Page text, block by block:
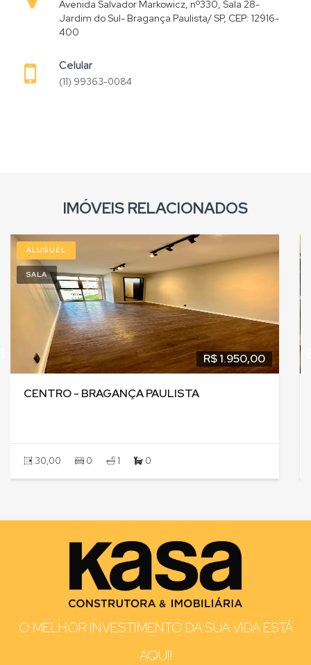
Avenida Salvador Markowicz, nº330, Sala 28-
Jardim do Sul- Bragança Paulista/ SP, CEP: 12916-
400
Celular
(11) 99363-0084
IMÓVEIS RELACIONADOS
ALUGUEL
SALA
R$ 2.200,00
CENTRO - BRAGANÇA PAULISTA
61,00
O MELHOR INVESTIMENTO DA SUA VIDA ESTÁ
AQUI!